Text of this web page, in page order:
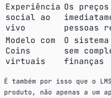
Experiência
social ao
vivo
Os
pessoas
Modelo com
Coins
virtuais
O
sem
finanças
É também por isso que o
produto, não apenas a um